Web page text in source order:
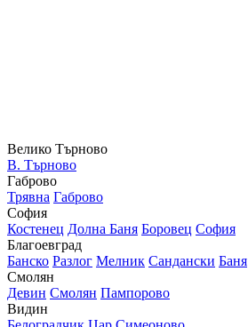
Велико Търново
В. Търново
Габрово
Трявна Габрово
София
Костенец Долна Баня Боровец София
Благоевград
Банско Разлог Мелник Сандански Баня
Смолян
Девин Смолян Пампорово
Видин